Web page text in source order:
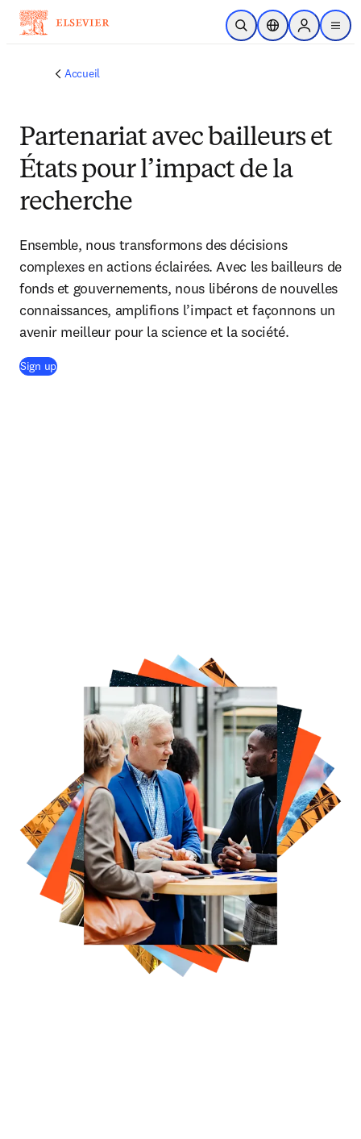
Passer au contenu principal
Ouvrir la recherche
Sélecteur de
Sign in to
menu
Accueil
Partenariat avec bailleurs et
États pour l’impact de la
recherche
Ensemble, nous transformons des décisions
complexes en actions éclairées. Avec les bailleurs de
fonds et gouvernements, nous libérons de nouvelles
connaissances, amplifions l’impact et façonnons un
avenir meilleur pour la science et la société.
Sign up(